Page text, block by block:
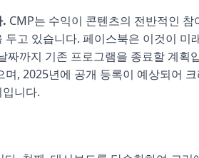
. CMP는 수익이 콘텐츠의 전반적인 참
고 있습니다. 페이스북은 이것이 미
짜까지 기존 프로그램을 종료할 계획
, 2025년에 공개 등록이 예상되어
니다.